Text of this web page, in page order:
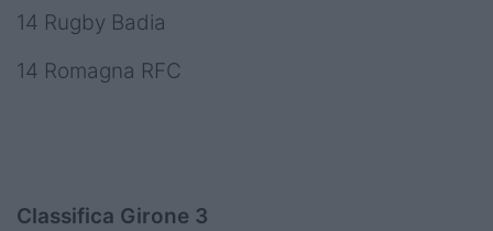
14 Rugby Badia
14 Romagna RFC
Classifica Girone 3